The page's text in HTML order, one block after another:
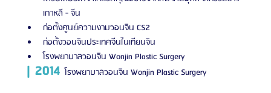
เกาหลี - จีน
ก่อตั้งศูนย์ความงามวอนจิน CS2
ก่อตั้งวอนจินประเทศจีนในเทียนจิน
โรงพยาบาลวอนจิน Wonjin Plastic Surgery
| 2014
  โรงพยาบาลวอนจิน Wonjin Plastic Surgery